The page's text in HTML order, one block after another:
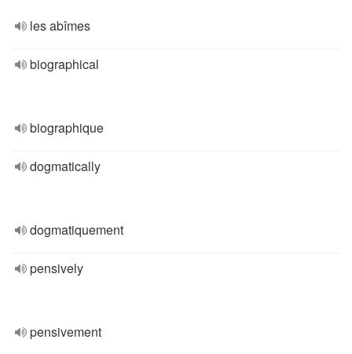
les abîmes
biographical
biographique
dogmatically
dogmatiquement
pensively
pensivement